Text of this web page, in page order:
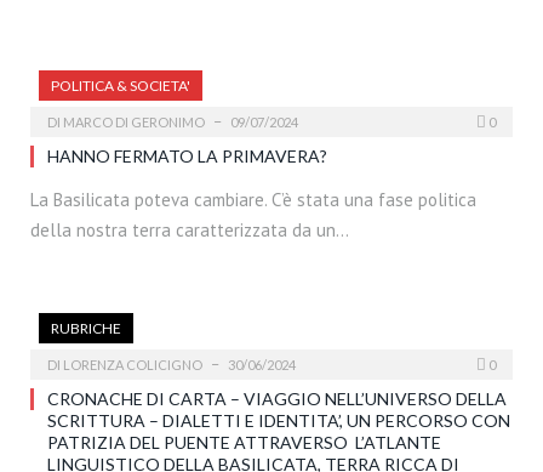
POLITICA & SOCIETA'
DI MARCO DI GERONIMO 09/07/2024 0
HANNO FERMATO LA PRIMAVERA?
La Basilicata poteva cambiare. C’è stata una fase politica
della nostra terra caratterizzata da un…
RUBRICHE
DI LORENZA COLICIGNO 30/06/2024 0
CRONACHE DI CARTA – VIAGGIO NELL’UNIVERSO DELLA
SCRITTURA – DIALETTI E IDENTITA’, UN PERCORSO CON
PATRIZIA DEL PUENTE ATTRAVERSO L’ATLANTE
LINGUISTICO DELLA BASILICATA, TERRA RICCA DI